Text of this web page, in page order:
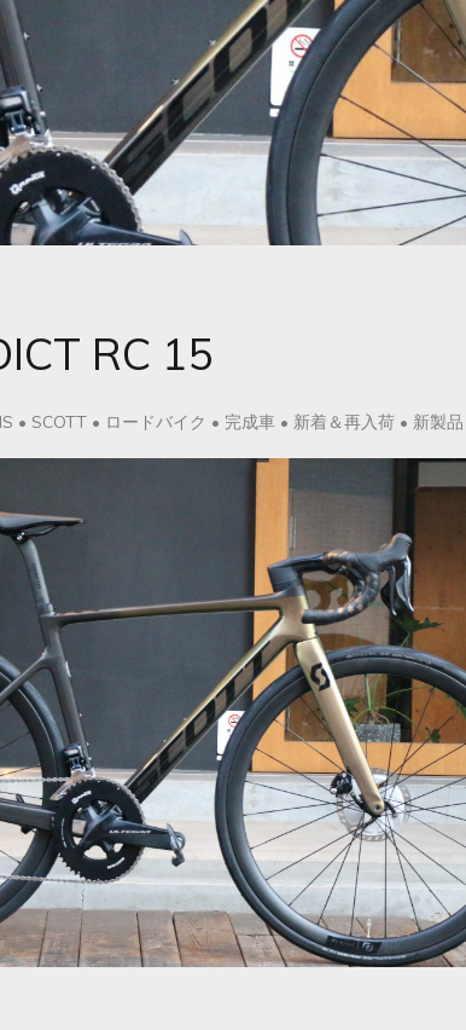
RC 15
• SCOTT • ロードバイク • 完成車 • 新着＆再入荷 • 新製品